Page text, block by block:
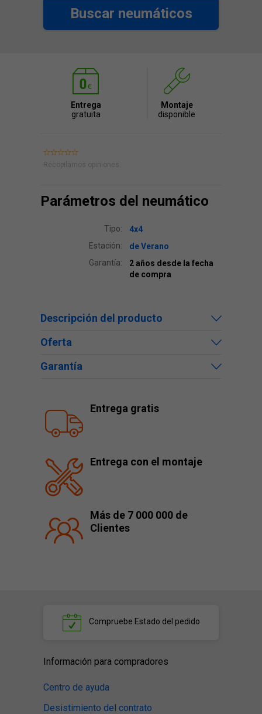
Buscar neumáticos
Entrega
gratuita
Montaje
disponible
Recopilamos opiniones.
Parámetros del neumático
Tipo:
4x4
Estación:
de Verano
Garantía:
2 años desde la fecha
de compra
Descripción del producto
Oferta
Garantía
Entrega gratis
Entrega con el montaje
Más de 7 000 000 de
Clientes
Compruebe Estado del pedido
Información para compradores
Centro de ayuda
Desistimiento del contrato